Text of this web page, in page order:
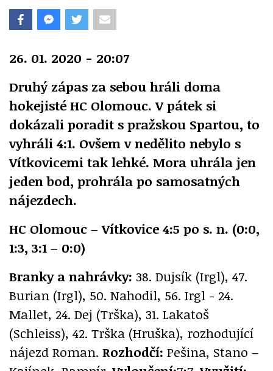
26. 01. 2020 - 20:07
Druhý zápas za sebou hráli doma
hokejisté HC Olomouc. V pátek si
dokázali poradit s pražskou Spartou, to
vyhráli 4:1. Ovšem v nedělito nebylo s
Vítkovicemi tak lehké. Mora uhrála jen
jeden bod, prohrála po samosatných
nájezdech.
HC Olomouc – Vítkovice 4:5 po s. n. (0:0,
1:3, 3:1 – 0:0)
Branky a nahrávky: 38. Dujsík (Irgl), 47.
Burian (Irgl), 50. Nahodil, 56. Irgl - 24.
Mallet, 24. Dej (Trška), 31. Lakatoš
(Schleiss), 42. Trška (Hruška), rozhodující
nájezd Roman. Rozhodčí: Pešina, Stano –